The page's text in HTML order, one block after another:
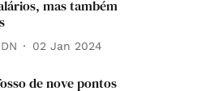
mas também
02 Jan 2024
de nove pontos